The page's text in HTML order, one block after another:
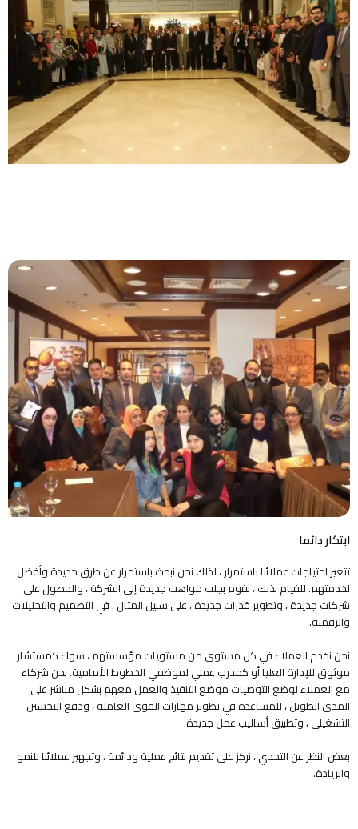
ابتكار دائما
تتغير احتياجات عملائنا باستمرار ، لذلك نحن نبحث باستمرار عن طرق جديدة وأفضل
لخدمتهم. للقيام بذلك ، نقوم بجلب مواهب جديدة إلى الشركة ، والحصول على
شركات جديدة ، وتطوير قدرات جديدة ، على سبيل المثال ، في التصميم والتحليلات
والرقمية.
نحن نخدم العملاء في كل مستوى من مستويات مؤسستهم ، سواء كمستشار
موثوق للإدارة العليا أو كمدرب عملي لموظفي الخطوط الأمامية. نحن شركاء
مع العملاء لوضع التوصيات موضع التنفيذ والعمل معهم بشكل مباشر على
المدى الطويل ، للمساعدة في تطوير مهارات القوى العاملة ، ودفع التحسين
التشغيلي ، وتطبيق أساليب عمل جديدة.
بغض النظر عن التحدي ، نركز على تقديم نتائج عملية ودائمة ، وتجهيز عملائنا للنمو
والريادة.